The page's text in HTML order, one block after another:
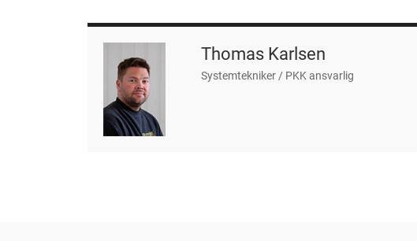
Thomas Karlsen
Systemtekniker / PKK ansvarlig